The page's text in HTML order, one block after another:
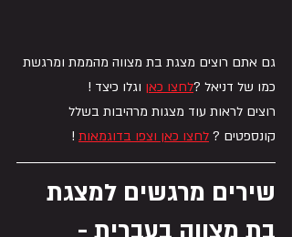
גם אתם רוצים מצגת בת מצווה מהממת ומרגשת
כמו של דניאל ?לחצו כאן וגלו כיצד !
רוצים לראות עוד מצגות מרהיבות בשלל
קונספטים ? לחצו כאן וצפו בדוגמאות !
שירים מרגשים למצגת